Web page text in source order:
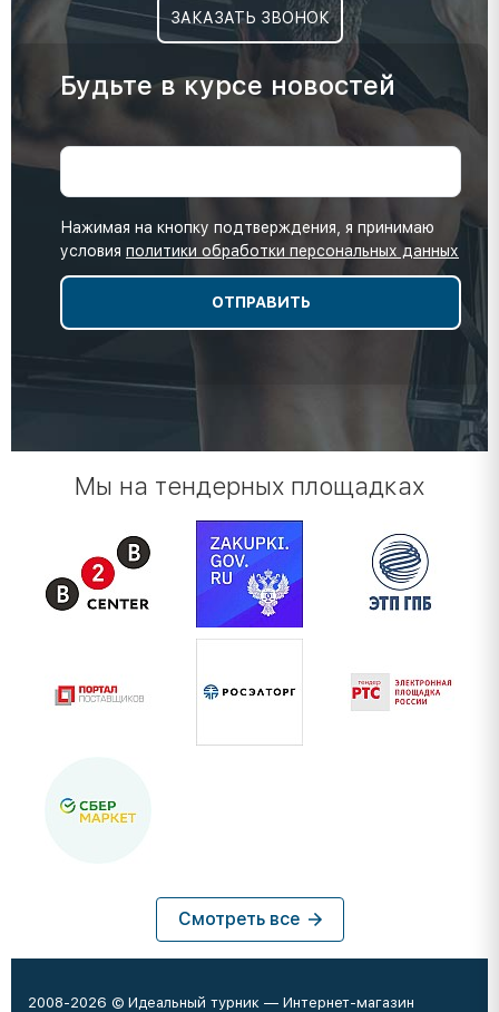
ЗАКАЗАТЬ ЗВОНОК
Будьте в курсе новостей
Нажимая на кнопку подтверждения, я принимаю
условия политики обработки персональных данных
Мы на тендерных площадках
Смотреть все
2008-2026 © Идеальный турник — Интернет-магазин